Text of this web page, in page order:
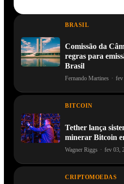
BRASIL
Comissão da
regras para
Brasil
Fernando Martines · fev
BITCOIN
Tether lança
minerar Bitcoin
Wagner Riggs · fev 03,
CRIPTOMOEDAS